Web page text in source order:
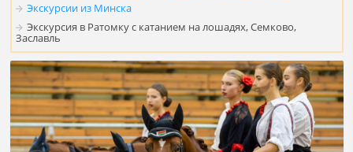
Экскурсии из Минска
Экскурсия в Ратомку с катанием на лошадях, Семково,
Заславль